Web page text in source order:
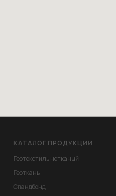
КАТАЛОГ ПРОДУКЦИИ
Геотекстиль нетканый
Геоткань
Спандбонд